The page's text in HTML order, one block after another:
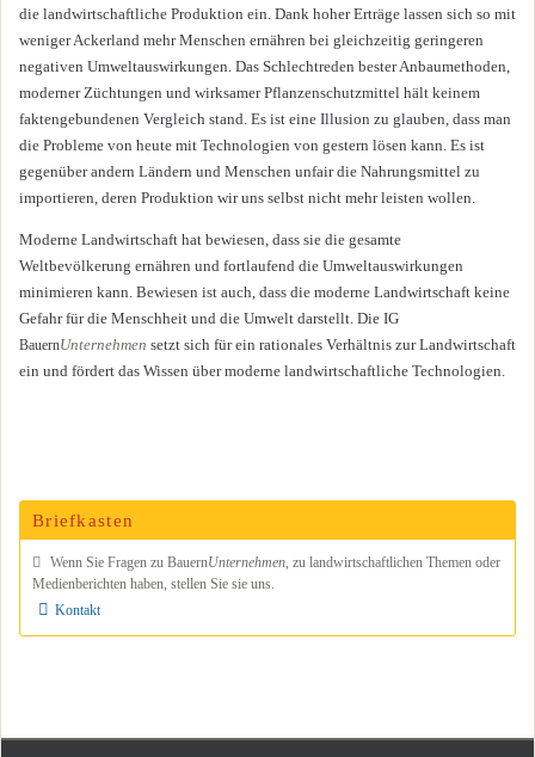
die landwirtschaftliche Produktion ein. Dank hoher Erträge lassen sich so mit
weniger Ackerland mehr Menschen ernähren bei gleichzeitig geringeren
negativen Umweltauswirkungen. Das Schlechtreden bester Anbaumethoden,
moderner Züchtungen und wirksamer Pflanzenschutzmittel hält keinem
faktengebundenen Vergleich stand. Es ist eine Illusion zu glauben, dass man
die Probleme von heute mit Technologien von gestern lösen kann. Es ist
gegenüber andern Ländern und Menschen unfair die Nahrungsmittel zu
importieren, deren Produktion wir uns selbst nicht mehr leisten wollen.
Moderne Landwirtschaft hat bewiesen, dass sie die gesamte
Weltbevölkerung ernähren und fortlaufend die Umweltauswirkungen
minimieren kann. Bewiesen ist auch, dass die moderne Landwirtschaft keine
Gefahr für die Menschheit und die Umwelt darstellt. Die IG
BauernUnternehmen setzt sich für ein rationales Verhältnis zur Landwirtschaft
ein und fördert das Wissen über moderne landwirtschaftliche Technologien.
Briefkasten
Wenn Sie Fragen zu BauernUnternehmen, zu land­wirt­schaftlichen Themen oder
Medien­berichten haben, stel­len Sie sie uns.
Kontakt